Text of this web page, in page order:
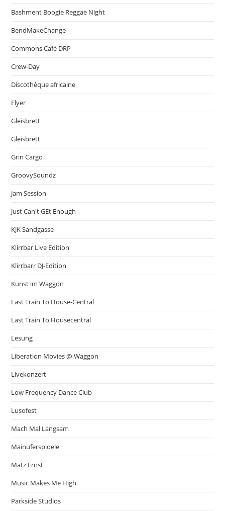
Bashment Boogie Reggae Night
BendMakeChange
Commons Café DRP
Crew-Day
Discothèque africaine
Flyer
Gleisbrett
Gleisbrett
Grin Cargo
GroovySoundz
Jam Session
Just Can't GEt Enough
KJK Sandgasse
Klirrbar Live Edition
Klirrbarr DJ-Edition
Kunst im Waggon
Last Train To House-Central
Last Train To Housecentral
Lesung
Liberation Movies @ Waggon
Livekonzert
Low Frequency Dance Club
Lusofest
Mach Mal Langsam
Mainuferspioele
Matz Ernst
Music Makes Me High
Parkside Studios